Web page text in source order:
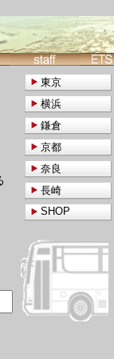
東京
横浜
鎌倉
京都
奈良
長崎
SHOP